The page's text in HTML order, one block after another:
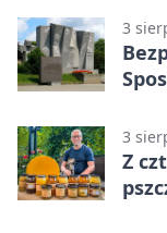
3
3
Z